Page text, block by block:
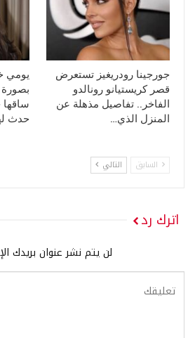
جورجينا رودريغيز تستعرض
قصر كريستيانو رونالدو
الفاخر.. تفاصيل مذهلة عن
المنزل الذي…
يومي
ساقها
حدث
السابق التالي
اترك رد
لن يتم نشر عنوان بريدك